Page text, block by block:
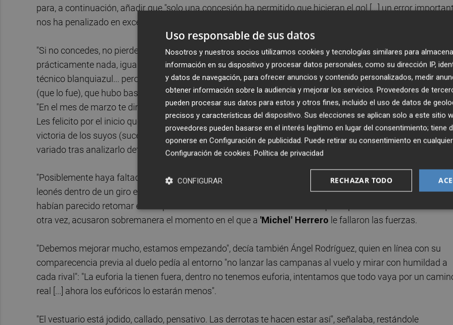
para, a continuación, añadir que "solo una concesión ha permitido que hicieran el gol [...] un error
nos ha penalizado en exceso", en referencia a la acción del tanto rival.
"Si no concedes, no pierdes con lo que ha sucedido [...] ha sido un partido en el que no ha pasado
prácticamente nada, igualado en líneas generales y en el que ellos han aprovechado nuestro error",
técnico blanquiazul... pero luego terminaba reconociendo que no había sido solo una jugada mal
(que lo fue), que hubo bastante más (además de 'culpa' del Teruel, cuyo mérito le costó un tanto
"En el mes de marzo te diré si es un rival directo, es un equipo que compite bien y aprovecha sus
Les felicito por el inicio que han tenido"). Por ejemplo, al confesar que de haber finalizado el choque con
victoria de los suyos (sucediendo lo mismo, se entiende) se hubiese ido "contento", pero su opinión hubiese
variado tras analizarlo detenidamente.
"Posiblemente haya faltado ambición, estamos ajustando en lo físico con algunos jugadores", ampliaba el
leonés dentro de un giro en su discurso que le acercaba bastante más a la realidad, toda vez que los
habían parecido retomar el choque tras el descanso 'contentos' con el empate que reinaba en el marcador
otra vez, acusaron sobremanera el momento en el que a 'Michel' Herrero le fallaron las fuerzas.
"Debemos mejorar mucho, estamos empezando", decía también Ángel Rodríguez, quien en línea con su
comparecencia previa al duelo pedía al entorno "no lanzar las campanas al vuelo y mirar con humildad a
cada rival": "La euforia la tienen fuera, dentro no tenemos euforia, intentamos que todo vaya por un
real [...] ahora los eufóricos lo estarán menos".
"El vestuario está jodido, callado, pensativo. Las derrotas te hacen estar así", señalaba, restándole
Uso responsable de sus datos
Nosotros y nuestros socios utilizamos cookies y tecnologías similares para
información en su dispositivo y procesar datos personales, como su dirección IP,
y datos de navegación, para ofrecer anuncios y contenido personalizados, medir
obtener información sobre la audiencia y mejorar los servicios. Proveedores de
pueden procesar sus datos para estos y otros fines, incluido el uso de datos de
precisos y características del dispositivo. Sus elecciones se aplican solo a este sitio
proveedores pueden basarse en el interés legítimo en lugar del consentimiento; tiene
oponerse en Configuración de publicidad. Puede retirar su consentimiento en
Configuración de cookies. Política de privacidad
RECHAZAR TODO
CONFIGURAR